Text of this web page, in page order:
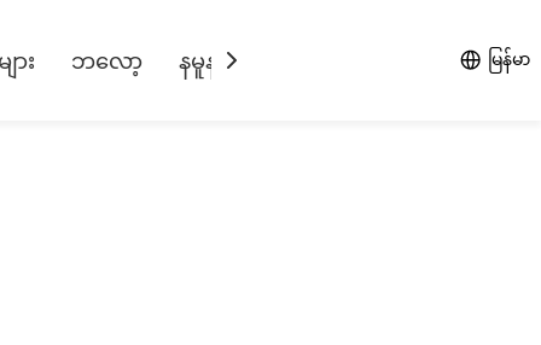
ား ဘလော့ နမူနာရယူပါ။ ကြှနျုပျတို့ကိုဆကျသှ
မြန်မာ